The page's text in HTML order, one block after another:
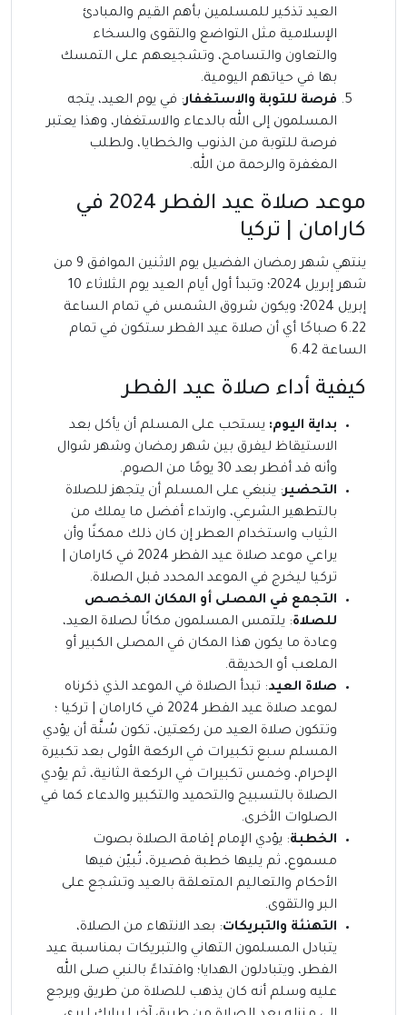
العيد تذكير للمسلمين بأهم القيم والمبادئ
الإسلامية مثل التواضع والتقوى والسخاء
والتعاون والتسامح، وتشجيعهم على التمسك
بها في حياتهم اليومية.
فرصة للتوبة والاستغفار: في يوم العيد، يتجه
المسلمون إلى الله بالدعاء والاستغفار، وهذا يعتبر
فرصة للتوبة من الذنوب والخطايا، ولطلب
المغفرة والرحمة من الله.
موعد صلاة عيد الفطر 2024 في
كارامان | تركيا
ينتهي شهر رمضان الفضيل يوم الاثنين الموافق 9 من
شهر إبريل 2024؛ وتبدأ أول أيام العيد يوم الثلاثاء 10
إبريل 2024؛ ويكون شروق الشمس في تمام الساعة
6.22 صباحًا أي أن صلاة عيد الفطر ستكون في تمام
الساعة 6.42
كيفية أداء صلاة عيد الفطر
بداية اليوم: يستحب على المسلم أن يأكل بعد
الاستيقاظ ليفرق بين شهر رمضان وشهر شوال
وأنه قد أفطر بعد 30 يومًا من الصوم.
التحضير: ينبغي على المسلم أن يتجهز للصلاة
بالتطهير الشرعي، وارتداء أفضل ما يملك من
الثياب واستخدام العطر إن كان ذلك ممكنًا وأن
يراعي موعد صلاة عيد الفطر 2024 في كارامان |
تركيا ليخرج في الموعد المحدد قبل الصلاة.
التجمع في المصلى أو المكان المخصص
للصلاة: يلتمس المسلمون مكانًا لصلاة العيد،
وعادة ما يكون هذا المكان في المصلى الكبير أو
الملعب أو الحديقة.
صلاة العيد: تبدأ الصلاة في الموعد الذي ذكرناه
لموعد صلاة عيد الفطر 2024 في كارامان | تركيا ؛
وتتكون صلاة العيد من ركعتين، تكون سُنَّة أن يؤدي
المسلم سبع تكبيرات في الركعة الأولى بعد تكبيرة
الإحرام، وخمس تكبيرات في الركعة الثانية، ثم يؤدي
الصلاة بالتسبيح والتحميد والتكبير والدعاء كما في
الصلوات الأخرى.
الخطبة: يؤدي الإمام إقامة الصلاة بصوت
مسموع، ثم يليها خطبة قصيرة، تُبيّن فيها
الأحكام والتعاليم المتعلقة بالعيد وتشجع على
البر والتقوى.
التهنئة والتبريكات: بعد الانتهاء من الصلاة،
يتبادل المسلمون التهاني والتبريكات بمناسبة عيد
الفطر، ويتبادلون الهدايا؛ واقتداءً بالنبي صلى الله
عليه وسلم أنه كان يذهب للصلاة من طريق ويرجع